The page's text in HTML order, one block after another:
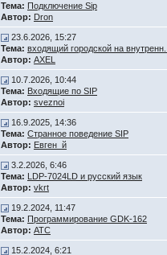
Тема: Подключение Sip
Автор: Dron
23.6.2026, 15:27
Тема: входящий городской на внутренн...
Автор: AXEL
10.7.2026, 10:44
Тема: Входящие по SIP
Автор: sveznoi
16.9.2025, 14:36
Тема: Странное поведение SIP
Автор: Евген_й
3.2.2026, 6:46
Тема: LDP-7024LD и русский язык
Автор: vkrt
19.2.2024, 11:47
Тема: Программирование GDK-162
Автор: АТС
15.2.2024, 6:21